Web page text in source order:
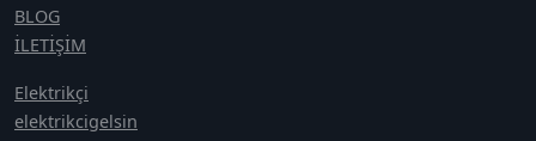
BLOG
İLETİŞİM
Elektrikçi
elektrikcigelsin